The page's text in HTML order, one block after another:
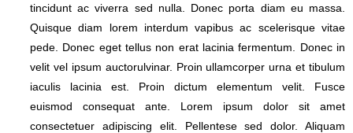
tincidunt ac viverra sed nulla. Donec porta diam eu massa.
Quisque diam lorem interdum vapibus ac scelerisque vitae
pede. Donec eget tellus non erat lacinia fermentum. Donec in
velit vel ipsum auctorulvinar. Proin ullamcorper urna et tibulum
iaculis lacinia est. Proin dictum elementum velit. Fusce
euismod consequat ante. Lorem ipsum dolor sit amet
consectetuer adipiscing elit. Pellentese sed dolor. Aliquam